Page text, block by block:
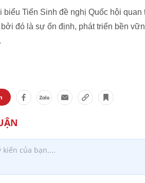
biểu Tiến Sinh đề nghị Quốc hội
đó là sự ổn định, phát triển bền